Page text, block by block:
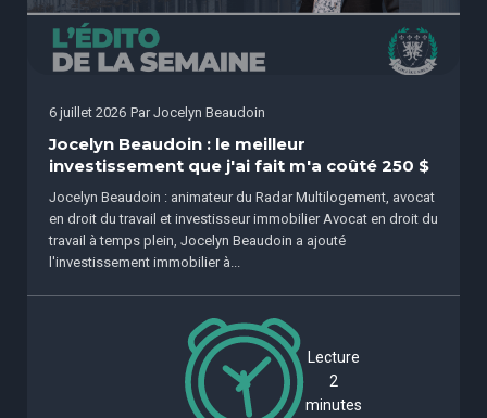
6 juillet 2026 Par Jocelyn Beaudoin
Jocelyn Beaudoin : le meilleur
investissement que j'ai fait m'a coûté 250 $
Jocelyn Beaudoin : animateur du Radar Multilogement, avocat
en droit du travail et investisseur immobilier Avocat en droit du
travail à temps plein, Jocelyn Beaudoin a ajouté
l'investissement immobilier à...
Lecture
2
minutes